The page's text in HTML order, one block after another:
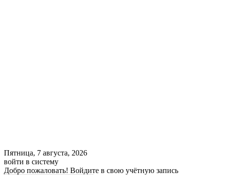
Пятница, 7 августа, 2026
войти в систему
Добро пожаловать! Войдите в свою учётную запись